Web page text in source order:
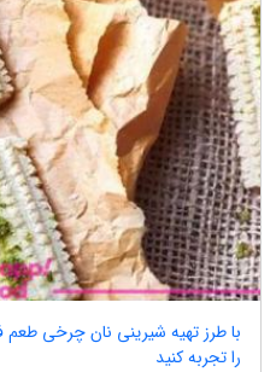
با طرز تهیه شیرینی نان چرخی طعم
را تجربه کنید